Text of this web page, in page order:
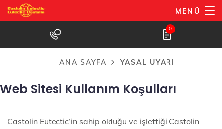
Ana
içeriğe
MENÜ
0
yolu
ANA SAYFA YASAL UYARI
Web Sitesi Kullanım Koşulları
Castolin Eutectic’in sahip olduğu ve işlettiği Castolin